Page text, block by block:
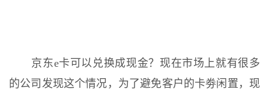
京东e卡可以兑换成现金？现在市场上就有很多
的公司发现这个情况，为了避免客户的卡劵闲置，现